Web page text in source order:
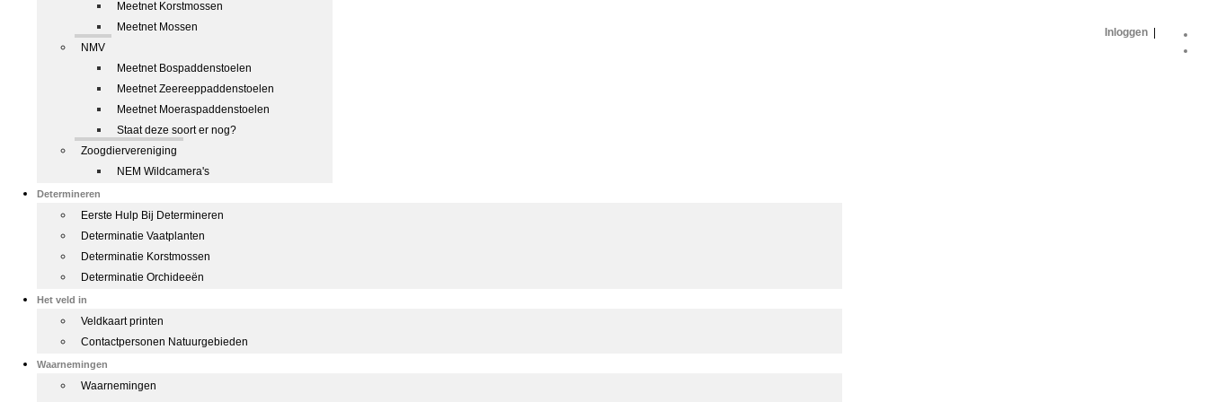
Meetnet Korstmossen
Meetnet Mossen
NMV
Meetnet Bospaddenstoelen
Meetnet Zeereeppaddenstoelen
Meetnet Moeraspaddenstoelen
Staat deze soort er nog?
Zoogdiervereniging
NEM Wildcamera's
Determineren
Eerste Hulp Bij Determineren
Determinatie Vaatplanten
Determinatie Korstmossen
Determinatie Orchideeën
Het veld in
Veldkaart printen
Contactpersonen Natuurgebieden
Waarnemingen
Waarnemingen
Inloggen